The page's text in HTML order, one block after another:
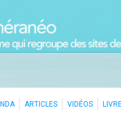
ARTICLES VIDÉOS